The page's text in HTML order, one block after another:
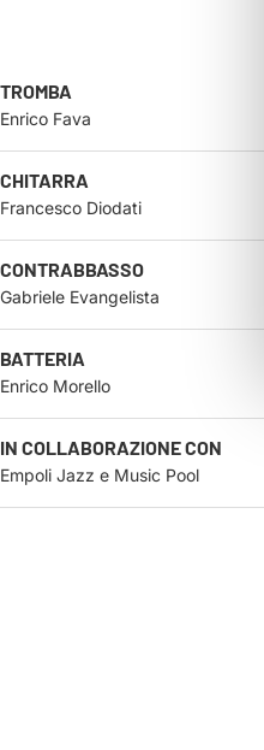
TROMBA
Enrico Fava
CHITARRA
Francesco Diodati
CONTRABBASSO
Gabriele Evangelista
BATTERIA
Enrico Morello
IN COLLABORAZIONE CON
Empoli Jazz e Music Pool